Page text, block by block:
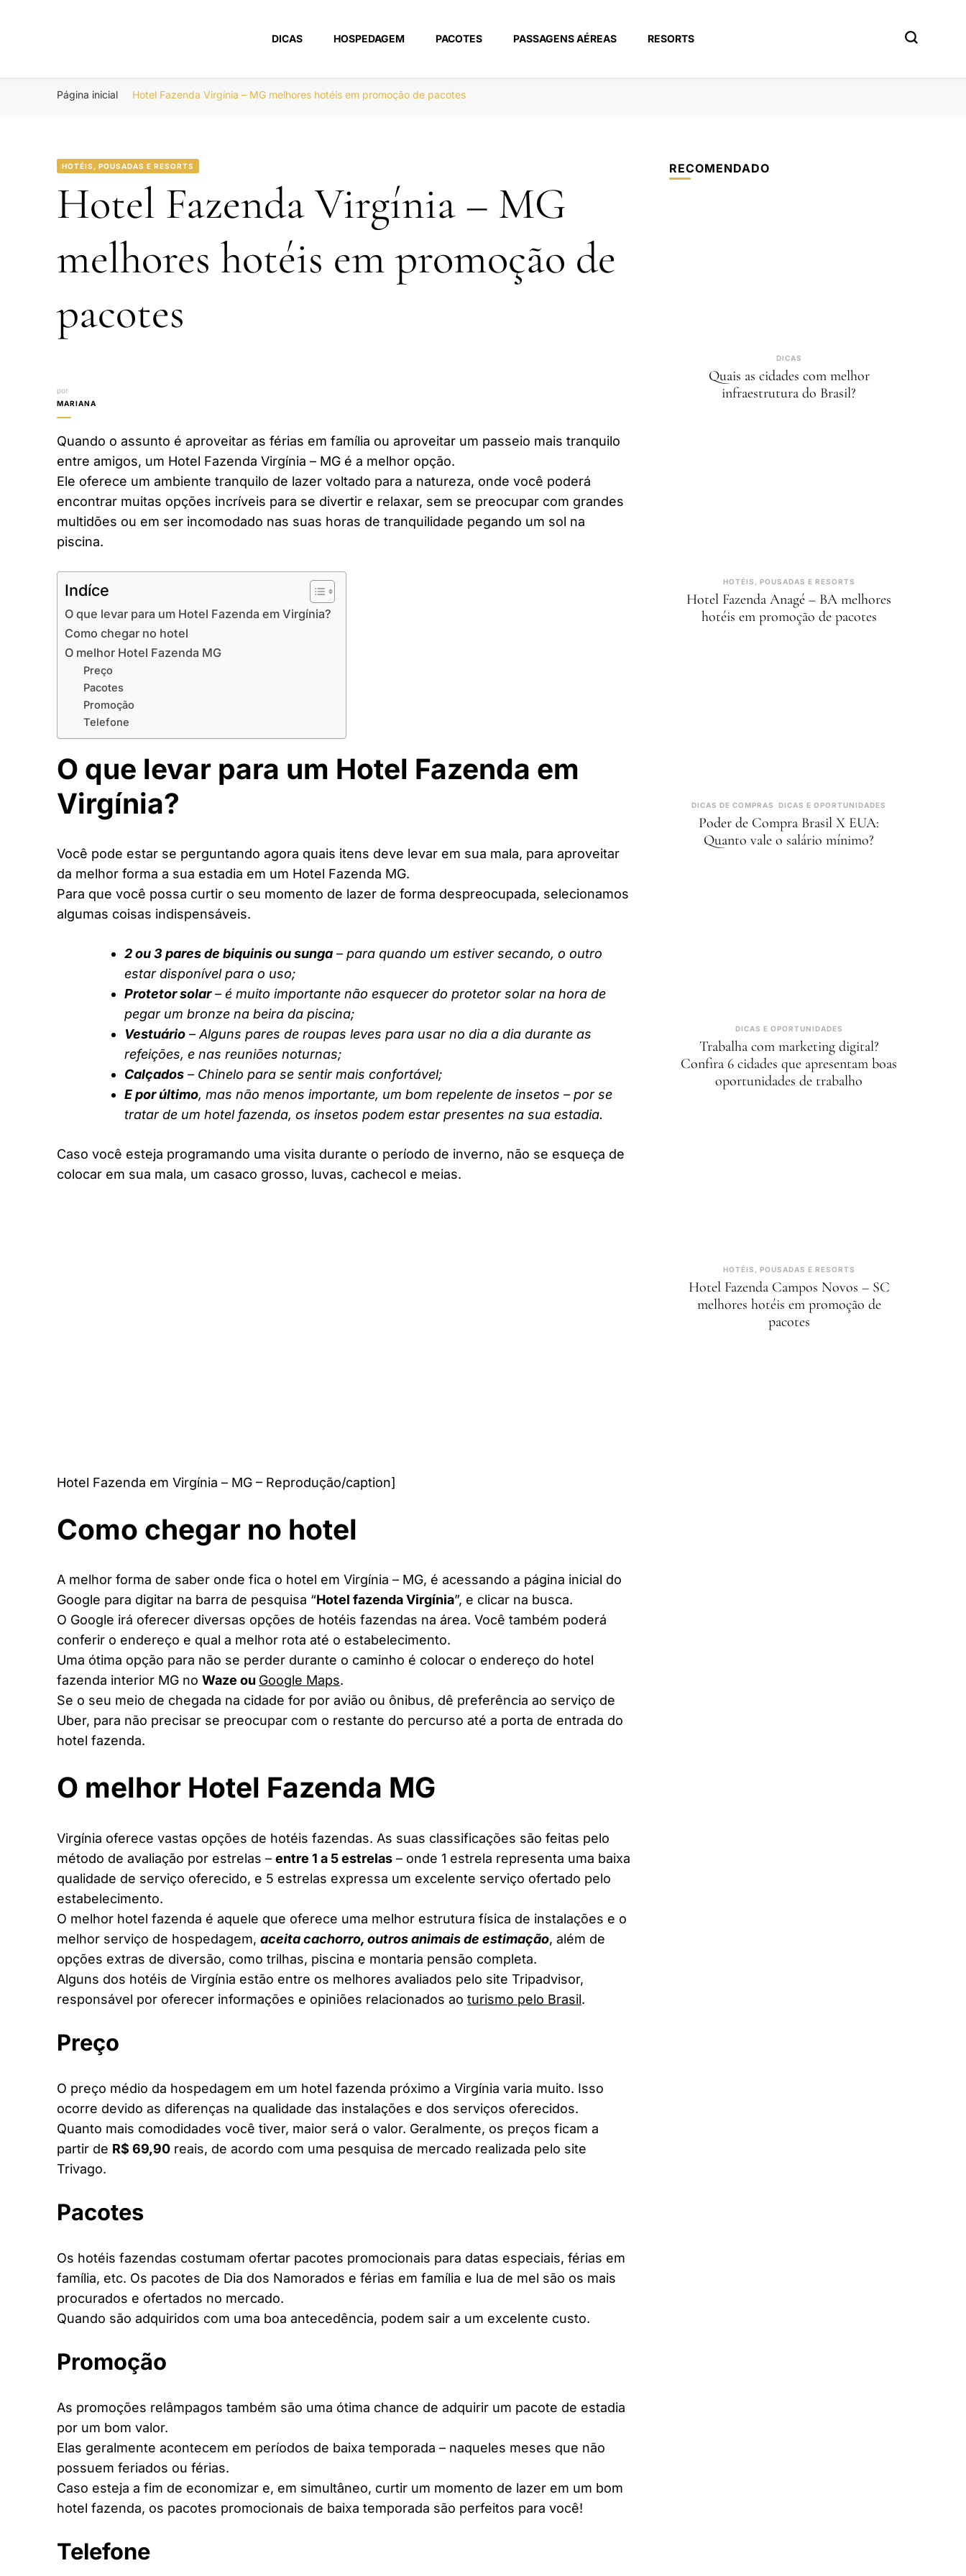
Portal Boa Viagem
DICAS HOSPEDAGEM PACOTES PASSAGENS AÉREAS RESORTS
Página inicial Hotel Fazenda Virgínia – MG melhores hotéis em promoção de pacotes
HOTÉIS, POUSADAS E RESORTS
Hotel Fazenda Virgínia – MG
melhores hotéis em promoção de
pacotes
por
MARIANA
Quando o assunto é aproveitar as férias em família ou aproveitar um passeio mais tranquilo
entre amigos, um Hotel Fazenda Virgínia – MG é a melhor opção.
Ele oferece um ambiente tranquilo de lazer voltado para a natureza, onde você poderá
encontrar muitas opções incríveis para se divertir e relaxar, sem se preocupar com grandes
multidões ou em ser incomodado nas suas horas de tranquilidade pegando um sol na
piscina.
Indíce
O que levar para um Hotel Fazenda em Virgínia?
Como chegar no hotel
O melhor Hotel Fazenda MG
Preço
Pacotes
Promoção
Telefone
O que levar para um Hotel Fazenda em
Virgínia?
Você pode estar se perguntando agora quais itens deve levar em sua mala, para aproveitar
da melhor forma a sua estadia em um Hotel Fazenda MG.
Para que você possa curtir o seu momento de lazer de forma despreocupada, selecionamos
algumas coisas indispensáveis.
2 ou 3 pares de biquinis ou sunga – para quando um estiver secando, o outro
estar disponível para o uso;
Protetor solar– é muito importante não esquecer do protetor solar na hora de
pegar um bronze na beira da piscina;
Vestuário – Alguns pares de roupas leves para usar no dia a dia durante as
refeições, e nas reuniões noturnas;
Calçados – Chinelo para se sentir mais confortável;
E por último, mas não menos importante, um bom repelente de insetos – por se
tratar de um hotel fazenda, os insetos podem estar presentes na sua estadia.
Caso você esteja programando uma visita durante o período de inverno, não se esqueça de
colocar em sua mala, um casaco grosso, luvas, cachecol e meias.
Hotel Fazenda em Virgínia – MG – Reprodução/caption]
Como chegar no hotel
A melhor forma de saber onde fica o hotel em Virgínia – MG, é acessando a página inicial do
Google para digitar na barra de pesquisa “Hotel fazenda Virgínia”, e clicar na busca.
O Google irá oferecer diversas opções de hotéis fazendas na área. Você também poderá
conferir o endereço e qual a melhor rota até o estabelecimento.
Uma ótima opção para não se perder durante o caminho é colocar o endereço do hotel
fazenda interior MG no Waze ou Google Maps.
Se o seu meio de chegada na cidade for por avião ou ônibus, dê preferência ao serviço de
Uber, para não precisar se preocupar com o restante do percurso até a porta de entrada do
hotel fazenda.
O melhor Hotel Fazenda MG
Virgínia oferece vastas opções de hotéis fazendas. As suas classificações são feitas pelo
método de avaliação por estrelas – entre 1 a 5 estrelas – onde 1 estrela representa uma baixa
qualidade de serviço oferecido, e 5 estrelas expressa um excelente serviço ofertado pelo
estabelecimento.
O melhor hotel fazenda é aquele que oferece uma melhor estrutura física de instalações e o
melhor serviço de hospedagem, aceita cachorro, outros animais de estimação, além de
opções extras de diversão, como trilhas, piscina e montaria pensão completa.
Alguns dos hotéis de Virgínia estão entre os melhores avaliados pelo site Tripadvisor,
responsável por oferecer informações e opiniões relacionados ao turismo pelo Brasil.
Preço
O preço médio da hospedagem em um hotel fazenda próximo a Virgínia varia muito. Isso
ocorre devido as diferenças na qualidade das instalações e dos serviços oferecidos.
Quanto mais comodidades você tiver, maior será o valor. Geralmente, os preços ficam a
partir de R$ 69,90 reais, de acordo com uma pesquisa de mercado realizada pelo site
Trivago.
Pacotes
Os hotéis fazendas costumam ofertar pacotes promocionais para datas especiais, férias em
família, etc. Os pacotes de Dia dos Namorados e férias em família e lua de mel são os mais
procurados e ofertados no mercado.
Quando são adquiridos com uma boa antecedência, podem sair a um excelente custo.
Promoção
As promoções relâmpagos também são uma ótima chance de adquirir um pacote de estadia
por um bom valor.
Elas geralmente acontecem em períodos de baixa temporada – naqueles meses que não
possuem feriados ou férias.
Caso esteja a fim de economizar e, em simultâneo, curtir um momento de lazer em um bom
hotel fazenda, os pacotes promocionais de baixa temporada são perfeitos para você!
Telefone
RECOMENDADO
DICAS
Quais as cidades com melhor
infraestrutura do Brasil?
HOTÉIS, POUSADAS E RESORTS
Hotel Fazenda Anagé – BA melhores
hotéis em promoção de pacotes
DICAS DE COMPRAS DICAS E OPORTUNIDADES
Poder de Compra Brasil X EUA:
Quanto vale o salário mínimo?
DICAS E OPORTUNIDADES
Trabalha com marketing digital?
Confira 6 cidades que apresentam boas
oportunidades de trabalho
HOTÉIS, POUSADAS E RESORTS
Hotel Fazenda Campos Novos – SC
melhores hotéis em promoção de
pacotes